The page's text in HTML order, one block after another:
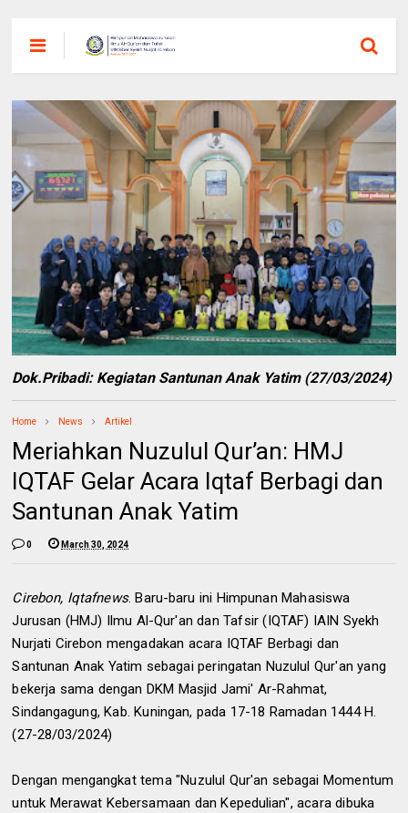
Dok.Pribadi: Kegiatan Santunan Anak Yatim (27/03/2024)
Home News Artikel
Meriahkan Nuzulul Qur’an: HMJ
IQTAF Gelar Acara Iqtaf Berbagi dan
Santunan Anak Yatim
0 March 30, 2024
Cirebon, Iqtafnews. Baru-baru ini Himpunan Mahasiswa
Jurusan (HMJ) Ilmu Al-Qur'an dan Tafsir (IQTAF) IAIN Syekh
Nurjati Cirebon mengadakan acara IQTAF Berbagi dan
Santunan Anak Yatim sebagai peringatan Nuzulul Qur'an yang
bekerja sama dengan DKM Masjid Jami' Ar-Rahmat,
Sindangagung, Kab. Kuningan, pada 17-18 Ramadan 1444 H.
(27-28/03/2024)
Dengan mengangkat tema "Nuzulul Qur'an sebagai Momentum
untuk Merawat Kebersamaan dan Kepedulian", acara dibuka